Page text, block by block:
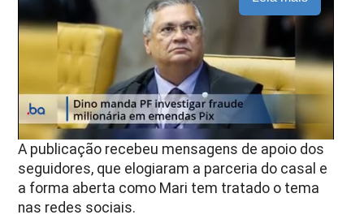
A publicação recebeu mensagens de apoio dos
seguidores, que elogiaram a parceria do casal e
a forma aberta como Mari tem tratado o tema
nas redes sociais.